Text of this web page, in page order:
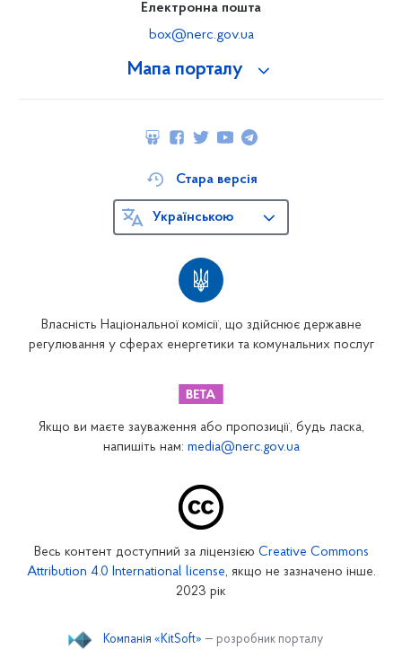
Мапа порталу
Електронна пошта
box@nerc.gov.ua
Власність Національної комісії, що здійснює державне
регулювання у сферах енергетики та комунальних послуг
Стара версія
Українською
Якщо ви маєте зауваження або пропозиції, будь ласка,
напишіть нам: media@nerc.gov.ua
Весь контент доступний за ліцензією Creative Commons
Attribution 4.0 International license, якщо не зазначено інше.
2023 рік
Компанія «KitSoft» — розробник порталу